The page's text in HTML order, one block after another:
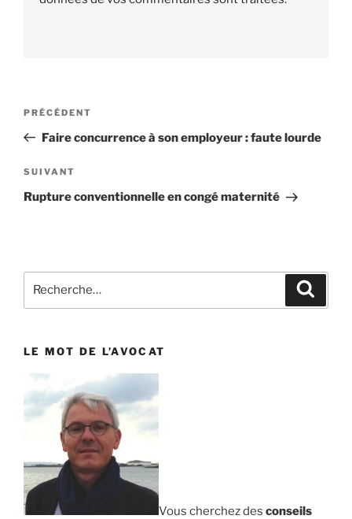
Navigation
l’article
Article
précédent
PRÉCÉDENT
Faire concurrence à son employeur : faute lourde
Article
suivant
SUIVANT
Rupture conventionnelle en congé maternité
LE MOT DE L’AVOCAT
Vous cherchez des conseils